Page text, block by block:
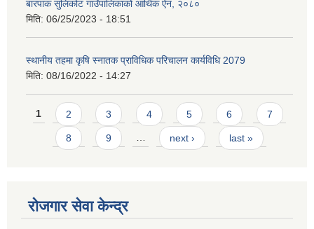
बारपाक सुलिकोट गाउँपालिकाको आर्थिक ऐन, २०८०
मिति: 06/25/2023 - 18:51
स्थानीय तहमा कृषि स्नातक प्राविधिक परिचालन कार्यविधि 2079
मिति: 08/16/2022 - 14:27
Pages
1 2 3 4 5 6 7
8 9 … next › last »
रोजगार सेवा केन्द्र